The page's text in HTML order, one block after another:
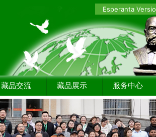
Esperanta Versio
藏品交流 藏品展示 服务中心